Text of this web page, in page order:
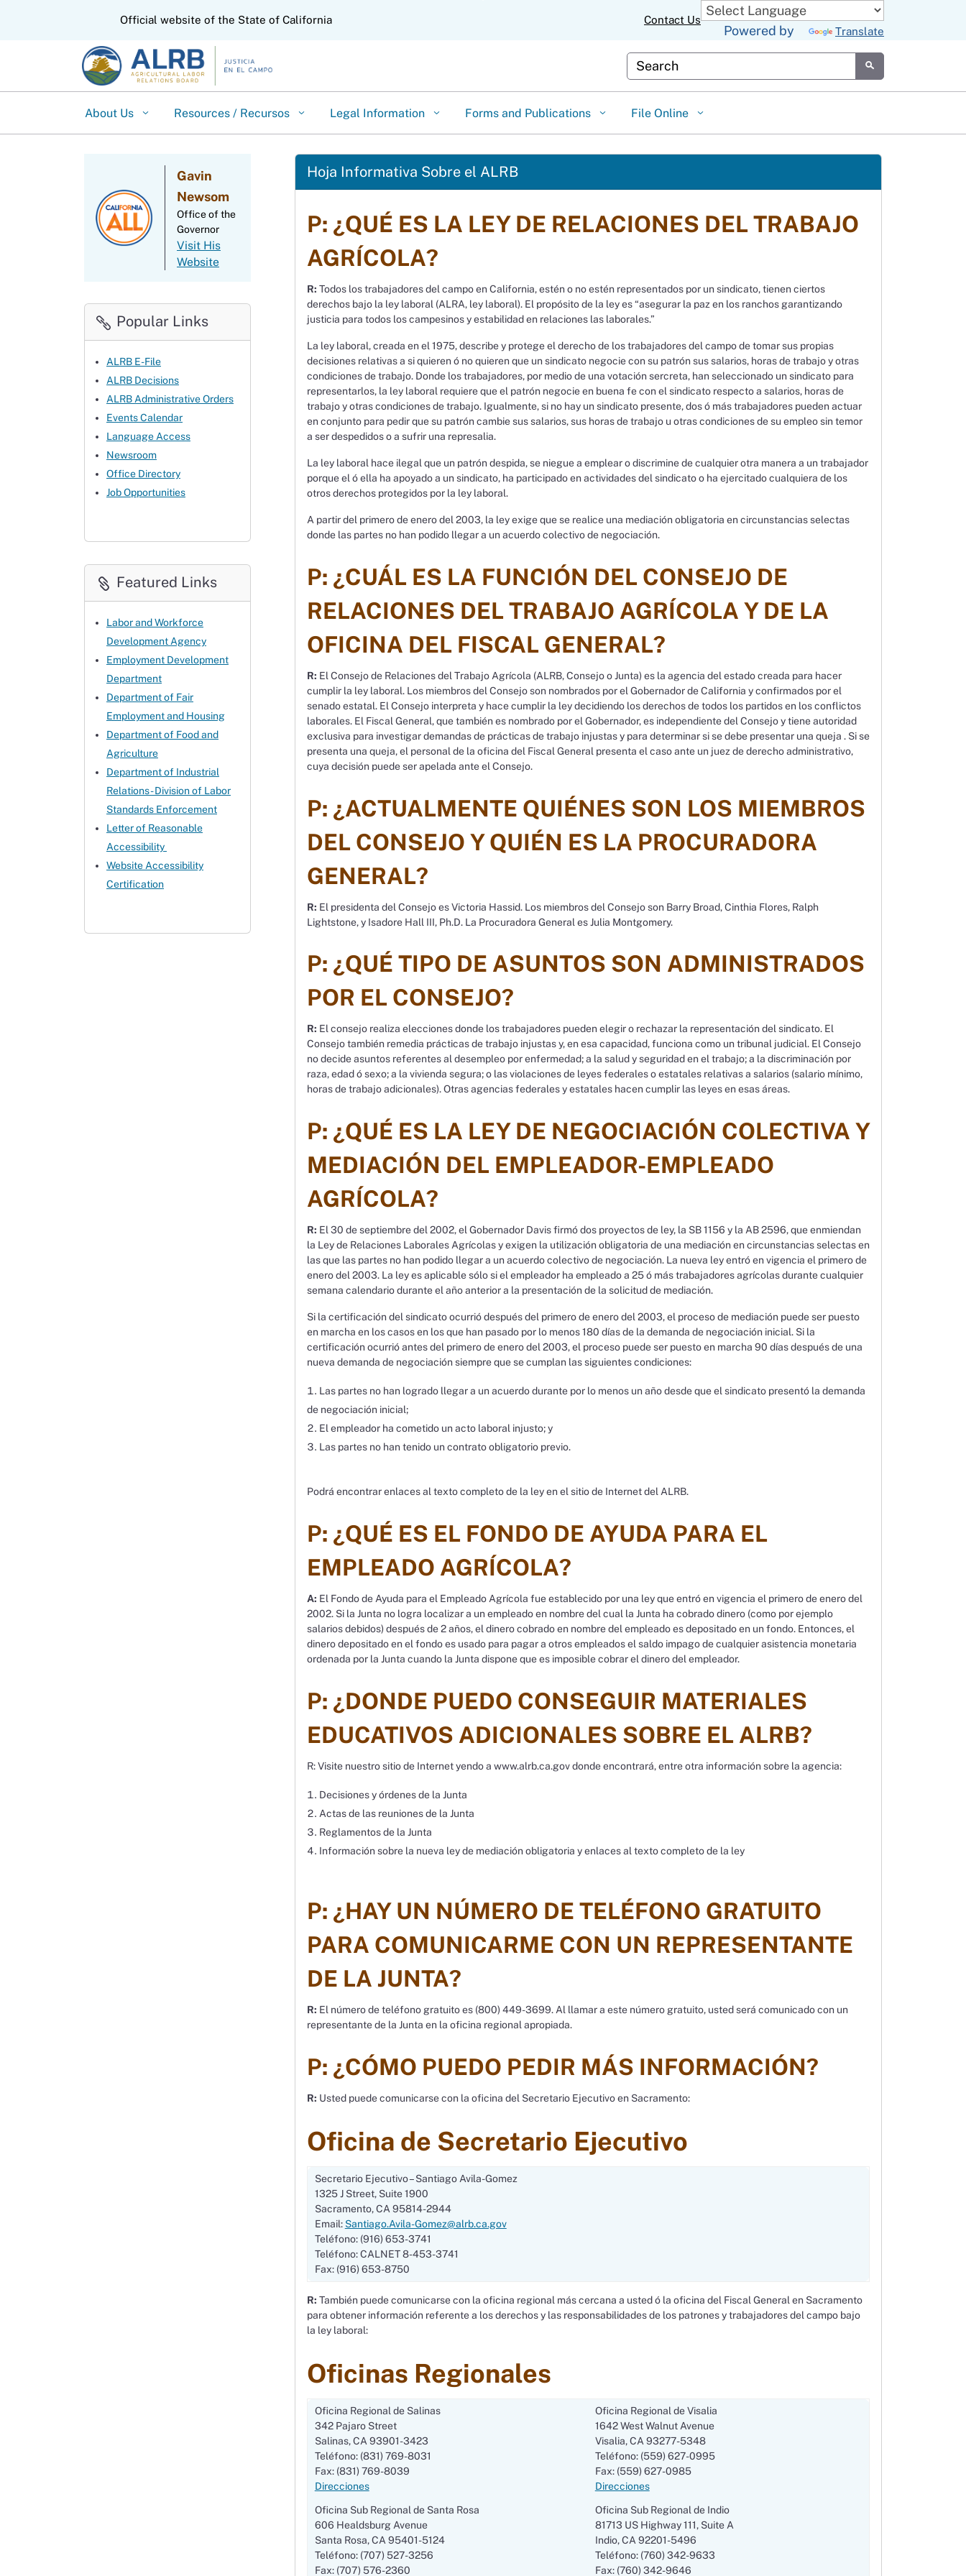
Official website of the State of California Contact Us
Powered by Translate
Custom Google Search
Submit
About Us Resources / Recursos Legal Information Forms and Publications File Online
Gavin
Newsom
Office of the
Governor
Visit His
Website
Popular Links
ALRB E-File
ALRB Decisions
ALRB Administrative Orders
Events Calendar
Language Access
Newsroom
Office Directory
Job Opportunities
Featured Links
Labor and Workforce
Development Agency
Employment Development
Department
Department of Fair
Employment and Housing
Department of Food and
Agriculture
Department of Industrial
Relations - Division of Labor
Standards Enforcement
Letter of Reasonable
Accessibility
Website Accessibility
Certification
Hoja Informativa Sobre el ALRB
P: ¿QUÉ ES LA LEY DE RELACIONES DEL TRABAJO
AGRÍCOLA?
R: Todos los trabajadores del campo en California, estén o no estén representados por un sindicato, tienen ciertos
derechos bajo la ley laboral (ALRA, ley laboral). El propósito de la ley es “asegurar la paz en los ranchos garantizando
justicia para todos los campesinos y estabilidad en relaciones las laborales.”
La ley laboral, creada en el 1975, describe y protege el derecho de los trabajadores del campo de tomar sus propias
decisiones relativas a si quieren ó no quieren que un sindicato negocie con su patrón sus salarios, horas de trabajo y otras
condiciones de trabajo. Donde los trabajadores, por medio de una votación sercreta, han seleccionado un sindicato para
representarlos, la ley laboral requiere que el patrón negocie en buena fe con el sindicato respecto a salarios, horas de
trabajo y otras condiciones de trabajo. Igualmente, si no hay un sindicato presente, dos ó más trabajadores pueden actuar
en conjunto para pedir que su patrón cambie sus salarios, sus horas de trabajo u otras condiciones de su empleo sin temor
a ser despedidos o a sufrir una represalia.
La ley laboral hace ilegal que un patrón despida, se niegue a emplear o discrimine de cualquier otra manera a un trabajador
porque el ó ella ha apoyado a un sindicato, ha participado en actividades del sindicato o ha ejercitado cualquiera de los
otros derechos protegidos por la ley laboral.
A partir del primero de enero del 2003, la ley exige que se realice una mediación obligatoria en circunstancias selectas
donde las partes no han podido llegar a un acuerdo colectivo de negociación.
P: ¿CUÁL ES LA FUNCIÓN DEL CONSEJO DE
RELACIONES DEL TRABAJO AGRÍCOLA Y DE LA
OFICINA DEL FISCAL GENERAL?
R: El Consejo de Relaciones del Trabajo Agrícola (ALRB, Consejo o Junta) es la agencia del estado creada para hacer
cumplir la ley laboral. Los miembros del Consejo son nombrados por el Gobernador de California y confirmados por el
senado estatal. El Consejo interpreta y hace cumplir la ley decidiendo los derechos de todos los partidos en los conflictos
laborales. El Fiscal General, que también es nombrado por el Gobernador, es independiente del Consejo y tiene autoridad
exclusiva para investigar demandas de prácticas de trabajo injustas y para determinar si se debe presentar una queja . Si se
presenta una queja, el personal de la oficina del Fiscal General presenta el caso ante un juez de derecho administrativo,
cuya decisión puede ser apelada ante el Consejo.
P: ¿ACTUALMENTE QUIÉNES SON LOS MIEMBROS
DEL CONSEJO Y QUIÉN ES LA PROCURADORA
GENERAL?
R: El presidenta del Consejo es Victoria Hassid. Los miembros del Consejo son Barry Broad, Cinthia Flores, Ralph
Lightstone, y Isadore Hall III, Ph.D. La Procuradora General es Julia Montgomery.
P: ¿QUÉ TIPO DE ASUNTOS SON ADMINISTRADOS
POR EL CONSEJO?
R: El consejo realiza elecciones donde los trabajadores pueden elegir o rechazar la representación del sindicato. El
Consejo también remedia prácticas de trabajo injustas y, en esa capacidad, funciona como un tribunal judicial. El Consejo
no decide asuntos referentes al desempleo por enfermedad; a la salud y seguridad en el trabajo; a la discriminación por
raza, edad ó sexo; a la vivienda segura; o las violaciones de leyes federales o estatales relativas a salarios (salario mínimo,
horas de trabajo adicionales). Otras agencias federales y estatales hacen cumplir las leyes en esas áreas.
P: ¿QUÉ ES LA LEY DE NEGOCIACIÓN COLECTIVA Y
MEDIACIÓN DEL EMPLEADOR-EMPLEADO
AGRÍCOLA?
R: El 30 de septiembre del 2002, el Gobernador Davis firmó dos proyectos de ley, la SB 1156 y la AB 2596, que enmiendan
la Ley de Relaciones Laborales Agrícolas y exigen la utilización obligatoria de una mediación en circunstancias selectas en
las que las partes no han podido llegar a un acuerdo colectivo de negociación. La nueva ley entró en vigencia el primero de
enero del 2003. La ley es aplicable sólo si el empleador ha empleado a 25 ó más trabajadores agrícolas durante cualquier
semana calendario durante el año anterior a la presentación de la solicitud de mediación.
Si la certificación del sindicato ocurrió después del primero de enero del 2003, el proceso de mediación puede ser puesto
en marcha en los casos en los que han pasado por lo menos 180 días de la demanda de negociación inicial. Si la
certificación ocurrió antes del primero de enero del 2003, el proceso puede ser puesto en marcha 90 días después de una
nueva demanda de negociación siempre que se cumplan las siguientes condiciones:
Las partes no han logrado llegar a un acuerdo durante por lo menos un año desde que el sindicato presentó la demanda
de negociación inicial;
El empleador ha cometido un acto laboral injusto; y
Las partes no han tenido un contrato obligatorio previo.
Podrá encontrar enlaces al texto completo de la ley en el sitio de Internet del ALRB.
P: ¿QUÉ ES EL FONDO DE AYUDA PARA EL
EMPLEADO AGRÍCOLA?
A: El Fondo de Ayuda para el Empleado Agrícola fue establecido por una ley que entró en vigencia el primero de enero del
2002. Si la Junta no logra localizar a un empleado en nombre del cual la Junta ha cobrado dinero (como por ejemplo
salarios debidos) después de 2 años, el dinero cobrado en nombre del empleado es depositado en un fondo. Entonces, el
dinero depositado en el fondo es usado para pagar a otros empleados el saldo impago de cualquier asistencia monetaria
ordenada por la Junta cuando la Junta dispone que es imposible cobrar el dinero del empleador.
P: ¿DONDE PUEDO CONSEGUIR MATERIALES
EDUCATIVOS ADICIONALES SOBRE EL ALRB?
R: Visite nuestro sitio de Internet yendo a www.alrb.ca.gov donde encontrará, entre otra información sobre la agencia:
Decisiones y órdenes de la Junta
Actas de las reuniones de la Junta
Reglamentos de la Junta
Información sobre la nueva ley de mediación obligatoria y enlaces al texto completo de la ley
P: ¿HAY UN NÚMERO DE TELÉFONO GRATUITO
PARA COMUNICARME CON UN REPRESENTANTE
DE LA JUNTA?
R: El número de teléfono gratuito es (800) 449-3699. Al llamar a este número gratuito, usted será comunicado con un
representante de la Junta en la oficina regional apropiada.
P: ¿CÓMO PUEDO PEDIR MÁS INFORMACIÓN?
R: Usted puede comunicarse con la oficina del Secretario Ejecutivo en Sacramento:
Oficina de Secretario Ejecutivo
Secretario Ejecutivo – Santiago Avila-Gomez
1325 J Street, Suite 1900
Sacramento, CA 95814-2944
Email: Santiago.Avila-Gomez@alrb.ca.gov
Teléfono: (916) 653-3741
Teléfono: CALNET 8-453-3741
Fax: (916) 653-8750
R: También puede comunicarse con la oficina regional más cercana a usted ó la oficina del Fiscal General en Sacramento
para obtener información referente a los derechos y las responsabilidades de los patrones y trabajadores del campo bajo
la ley laboral:
Oficinas Regionales
Oficina Regional de Salinas
342 Pajaro Street
Salinas, CA 93901-3423
Teléfono: (831) 769-8031
Fax: (831) 769-8039
Direcciones
Oficina Regional de Visalia
1642 West Walnut Avenue
Visalia, CA 93277-5348
Teléfono: (559) 627-0995
Fax: (559) 627-0985
Direcciones
Oficina Sub Regional de Santa Rosa
606 Healdsburg Avenue
Santa Rosa, CA 95401-5124
Teléfono: (707) 527-3256
Fax: (707) 576-2360
Oficina Sub Regional de Indio
81713 US Highway 111, Suite A
Indio, CA 92201-5496
Teléfono: (760) 342-9633
Fax: (760) 342-9646